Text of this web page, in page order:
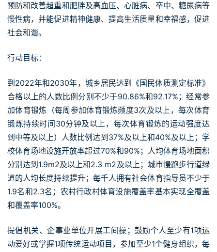
预防和改善超重和肥胖及高血压、心脏病、卒中、糖尿病等
慢性病，并能促进精神健康、提高生活质量和幸福感，促进
社会和谐。
行动目标：
到2022年和2030年，城乡居民达到《国民体质测定标准》
合格以上的人数比例分别不少于90.86%和92.17%；经常参
加体育锻炼（每周参加体育锻炼频度3次及以上，每次体育
锻炼持续时间30分钟及以上，每次体育锻炼的运动强度达
到中等及以上）人数比例达到37%及以上和40%及以上；学
校体育场地设施开放率超过70%和90%；人均体育场地面积
分别达到1.9m2及以上和2.3 m2及以上；城市慢跑步行道绿
道的人均长度持续提升；每千人拥有社会体育指导员不少于
1.9名和2.3名；农村行政村体育设施覆盖率基本实现全覆盖
和覆盖率100%。
提倡机关、企事业单位开展工间操；鼓励个人至少有1项运
动爱好或掌握1项传统运动项目，参加至少1个健身组织，每